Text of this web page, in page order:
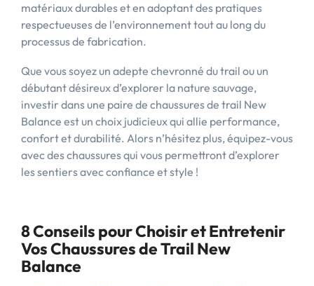
matériaux durables et en adoptant des pratiques
respectueuses de l’environnement tout au long du
processus de fabrication.
Que vous soyez un adepte chevronné du trail ou un
débutant désireux d’explorer la nature sauvage,
investir dans une paire de chaussures de trail New
Balance est un choix judicieux qui allie performance,
confort et durabilité. Alors n’hésitez plus, équipez-vous
avec des chaussures qui vous permettront d’explorer
les sentiers avec confiance et style !
8 Conseils pour Choisir et Entretenir
Vos Chaussures de Trail New
Balance